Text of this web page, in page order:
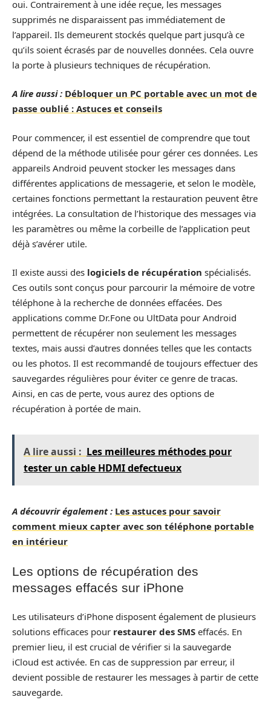
oui. Contrairement à une idée reçue, les messages
supprimés ne disparaissent pas immédiatement de
l’appareil. Ils demeurent stockés quelque part jusqu’à ce
qu’ils soient écrasés par de nouvelles données. Cela ouvre
la porte à plusieurs techniques de récupération.
A lire aussi : Débloquer un PC portable avec un mot de
passe oublié : Astuces et conseils
Pour commencer, il est essentiel de comprendre que tout
dépend de la méthode utilisée pour gérer ces données. Les
appareils Android peuvent stocker les messages dans
différentes applications de messagerie, et selon le modèle,
certaines fonctions permettant la restauration peuvent être
intégrées. La consultation de l’historique des messages via
les paramètres ou même la corbeille de l’application peut
déjà s’avérer utile.
Il existe aussi des logiciels de récupération spécialisés.
Ces outils sont conçus pour parcourir la mémoire de votre
téléphone à la recherche de données effacées. Des
applications comme Dr.Fone ou UltData pour Android
permettent de récupérer non seulement les messages
textes, mais aussi d’autres données telles que les contacts
ou les photos. Il est recommandé de toujours effectuer des
sauvegardes régulières pour éviter ce genre de tracas.
Ainsi, en cas de perte, vous aurez des options de
récupération à portée de main.
A lire aussi : Les meilleures méthodes pour
tester un cable HDMI defectueux
A découvrir également : Les astuces pour savoir
comment mieux capter avec son téléphone portable
en intérieur
Les options de récupération des
messages effacés sur iPhone
Les utilisateurs d’iPhone disposent également de plusieurs
solutions efficaces pour restaurer des SMS effacés. En
premier lieu, il est crucial de vérifier si la sauvegarde
iCloud est activée. En cas de suppression par erreur, il
devient possible de restaurer les messages à partir de cette
sauvegarde.